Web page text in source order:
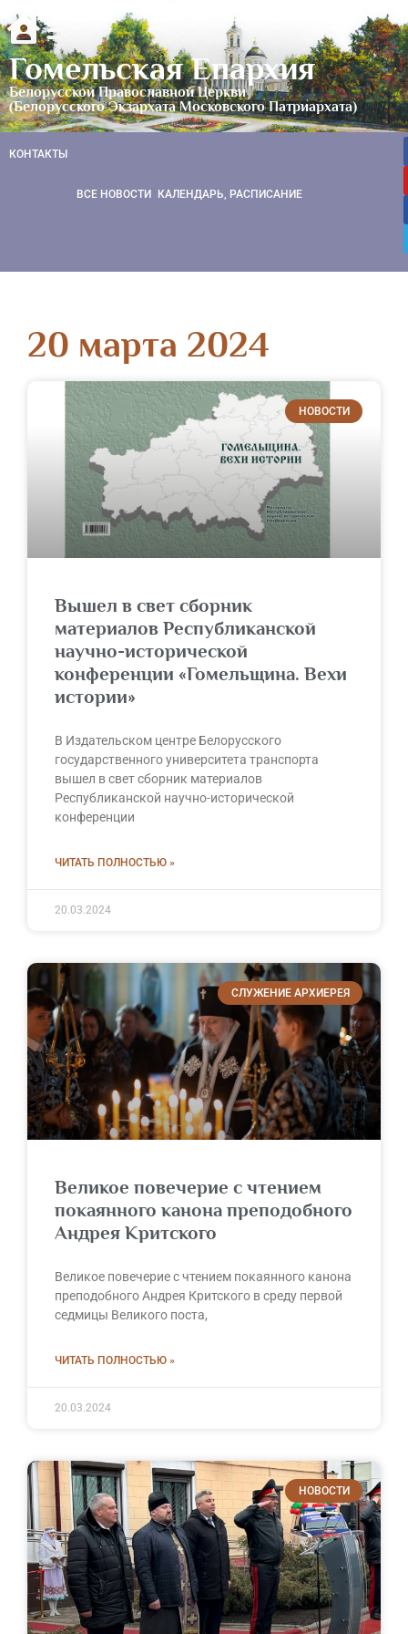
Гомельская Епархия
Белорусской Православной Церкви
(Белорусского Экзархата Московского Патриархата)
КОНТАКТЫ
ВСЕ НОВОСТИ КАЛЕНДАРЬ, РАСПИСАНИЕ
20 марта 2024
НОВОСТИ
Вышел в свет сборник
материалов Республиканской
научно-исторической
конференции «Гомельщина. Вехи
истории»
В Издательском центре Белорусского
государственного университета транспорта
вышел в свет сборник материалов
Республиканской научно-исторической
конференции
ЧИТАТЬ ПОЛНОСТЬЮ »
20.03.2024
СЛУЖЕНИЕ АРХИЕРЕЯ
Великое повечерие с чтением
покаянного канона преподобного
Андрея Критского
Великое повечерие с чтением покаянного канона
преподобного Андрея Критского в среду первой
седмицы Великого поста,
ЧИТАТЬ ПОЛНОСТЬЮ »
20.03.2024
НОВОСТИ